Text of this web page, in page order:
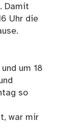
Damit
Uhr die
um 18
so
war mir